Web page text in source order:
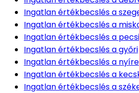
Ingatlan értékbecslésa
Ingatlan értékbecslésa
Ingatlan értékbecslésa
Ingatlan értékbecslésa győri
Ingatlan értékbecslésa
Ingatlan értékbecslésa
Ingatlan értékbecslésa